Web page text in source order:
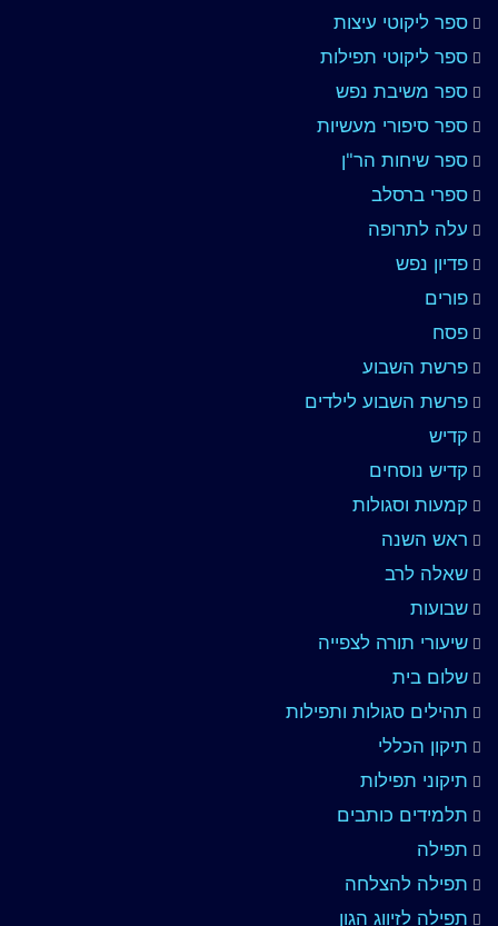
ספר ליקוטי עיצות
ספר ליקוטי תפילות
ספר משיבת נפש
ספר סיפורי מעשיות
ספר שיחות הר"ן
ספרי ברסלב
עלה לתרופה
פדיון נפש
פורים
פסח
פרשת השבוע
פרשת השבוע לילדים
קדיש
קדיש נוסחים
קמעות וסגולות
ראש השנה
שאלה לרב
שבועות
שיעורי תורה לצפייה
שלום בית
תהילים סגולות ותפילות
תיקון הכללי
תיקוני תפילות
תלמידים כותבים
תפילה
תפילה להצלחה
תפילה לזיווג הגון